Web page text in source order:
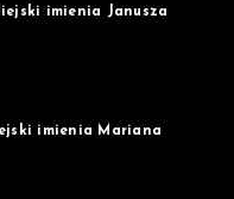
imienia Janusza
imienia Mariana